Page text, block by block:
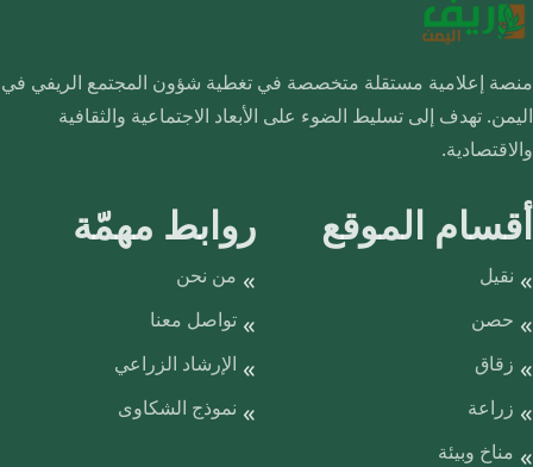
منصة إعلامية مستقلة متخصصة في تغطية شؤون المجتمع الريفي في
اليمن. تهدف إلى تسليط الضوء على الأبعاد الاجتماعية والثقافية
والاقتصادية.
أقسام الموقع
نقيل
حصن
زقاق
زراعة
مناخ وبيئة
روابط مهمّة
من نحن
تواصل معنا
الإرشاد الزراعي
نموذج الشكاوى